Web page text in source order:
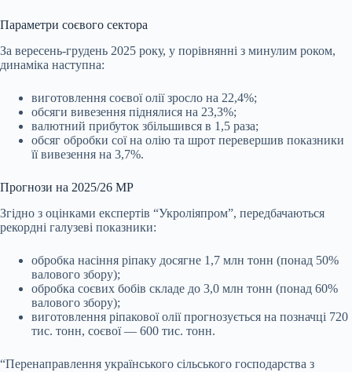
Параметри соєвого сектора
За вересень-грудень 2025 року, у порівнянні з минулим роком,
динаміка наступна:
виготовлення соєвої олії зросло на 22,4%;
обсяги вивезення піднялися на 23,3%;
валютний прибуток збільшився в 1,5 раза;
обсяг обробки сої на олію та шрот перевершив показники
її вивезення на 3,7%.
Прогнози на 2025/26 МР
Згідно з оцінками експертів “Укроліяпром”, передбачаються
рекордні галузеві показники:
обробка насіння ріпаку досягне 1,7 млн тонн (понад 50%
валового збору);
обробка соєвих бобів складе до 3,0 млн тонн (понад 60%
валового збору);
виготовлення ріпакової олії прогнозується на позначці 720
тис. тонн, соєвої — 600 тис. тонн.
“Перенаправлення українського сільського господарства з